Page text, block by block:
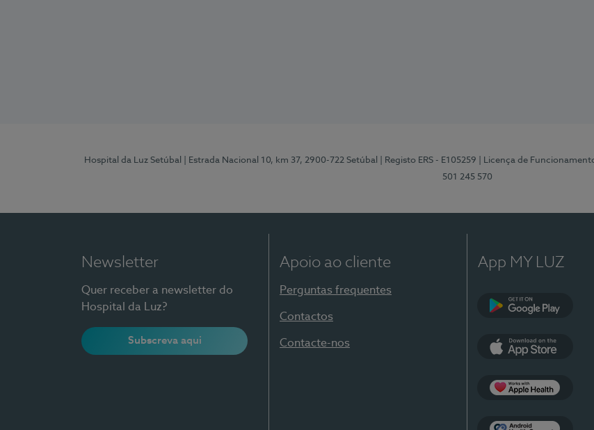
Hospital da Luz Setúbal | Estrada Nacional 10, km 37, 2900-722 Setúbal | Registo ERS - E105259 | Licença de
501 245 570
Newsletter
Quer receber a newsletter do
Hospital da Luz?
Subscreva aqui
Apoio ao cliente
Perguntas frequentes
Contactos
Contacte-nos
App MY LUZ